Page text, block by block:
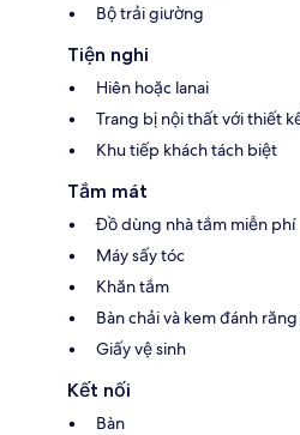
Bộ trải giường
Tiện nghi
Hiên hoặc lanai
Trang bị nội thất với thiết
Khu tiếp khách tách biệt
Tắm mát
Đồ dùng nhà tắm miễn phí
Máy sấy tóc
Khăn tắm
Bàn chải và kem đánh
Giấy vệ sinh
Kết nối
Bàn